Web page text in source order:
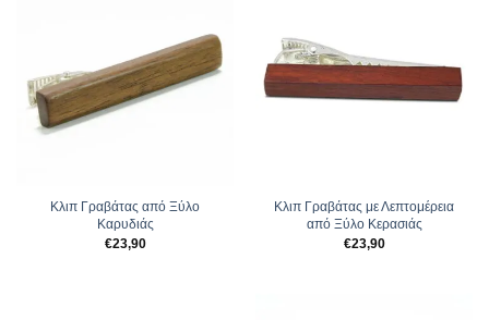
Κλιπ Γραβάτας από Ξύλο
Καρυδιάς
€23,90
Κλιπ Γραβάτας με Λεπτομέρεια
από Ξύλο Κερασιάς
€23,90